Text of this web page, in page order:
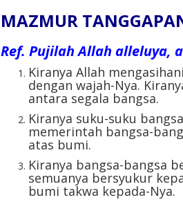
MAZMUR
Ref. Pujilah Allah alleluya,
Kiranya Allah
dengan wajah-Nya.
antara segala bangsa.
Kiranya suku-suku
memerintah bangsa-
atas bumi.
Kiranya bangsa-bangsa
semuanya bersyukur
bumi takwa kepada-Nya.